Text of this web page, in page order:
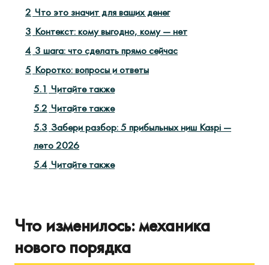
2 Что это значит для ваших денег
3 Контекст: кому выгодно, кому — нет
4 3 шага: что сделать прямо сейчас
5 Коротко: вопросы и ответы
5.1 Читайте также
5.2 Читайте также
5.3 Забери разбор: 5 прибыльных ниш Kaspi —
лето 2026
5.4 Читайте также
Что изменилось: механика
нового порядка